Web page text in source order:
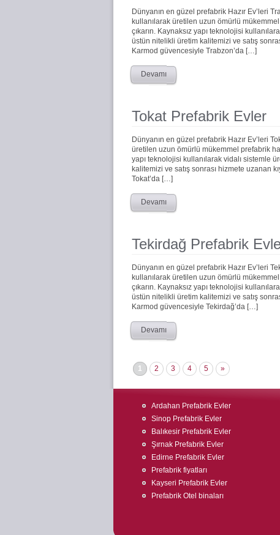
Dünyanın en güzel prefabrik Hazır Ev’leri
kullanılarak üretilen uzun ömürlü
çıkarın. Kaynaksız yapı teknolojisi
üstün nitelikli üretim kalitemizi ve satış
Karmod güvencesiyle Trabzon’da […]
Devamı
Tokat Prefabrik Evler
Dünyanın en güzel prefabrik Hazır Ev’leri
üretilen uzun ömürlü mükemmel prefabrik
yapı teknolojisi kullanılarak vidalı sistemle
kalitemizi ve satış sonrası hizmete uzanan
Tokat’da […]
Devamı
Tekirdağ Prefabrik
Dünyanın en güzel prefabrik Hazır Ev’leri
kullanılarak üretilen uzun ömürlü
çıkarın. Kaynaksız yapı teknolojisi
üstün nitelikli üretim kalitemizi ve satış
Karmod güvencesiyle Tekirdağ’da […]
Devamı
1 2 3 4 5 »
Ardahan Prefabrik Evler
Sinop Prefabrik Evler
Balıkesir Prefabrik Evler
Şırnak Prefabrik Evler
Edirne Prefabrik Evler
Prefabrik fiyatları
Kayseri Prefabrik Evler
Prefabrik Otel binaları